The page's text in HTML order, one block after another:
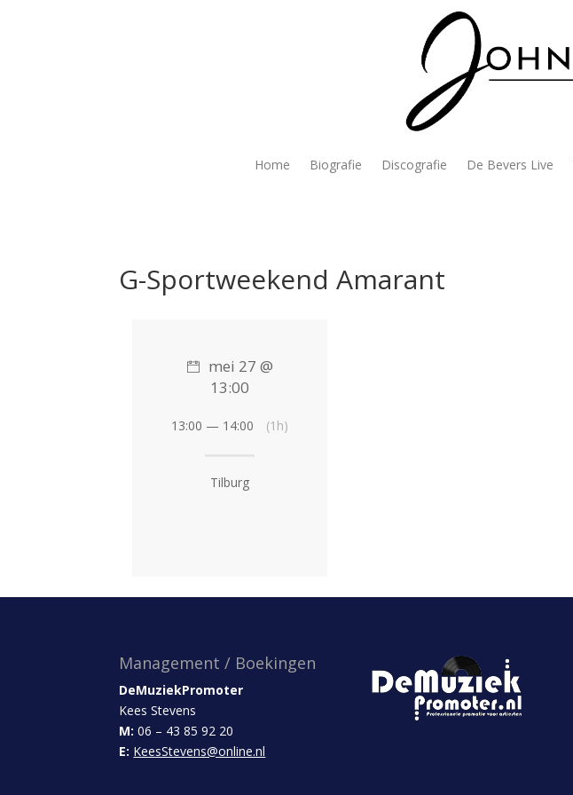
Home Biografie Discografie De Bevers Live
G-Sportweekend Amarant
mei 27 @
13:00
13:00 — 14:00 (1h)
Tilburg
Management / Boekingen
DeMuziekPromoter
Kees Stevens
M: 06 – 43 85 92 20
E: KeesStevens@online.nl